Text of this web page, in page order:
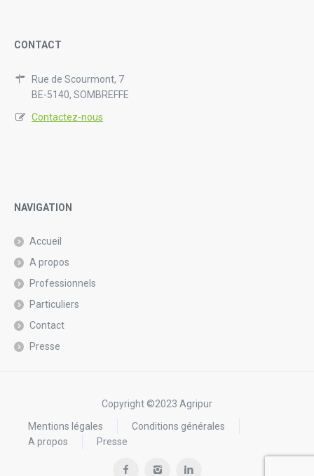
CONTACT
Rue de Scourmont, 7
BE-5140, SOMBREFFE
Contactez-nous
NAVIGATION
Accueil
A propos
Professionnels
Particuliers
Contact
Presse
Copyright ©2023 Agripur
Mentions légales
Conditions générales
A propos
Presse